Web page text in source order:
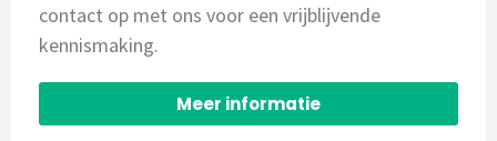
contact op met ons voor een vrijblijvende
kennismaking.
Meer informatie